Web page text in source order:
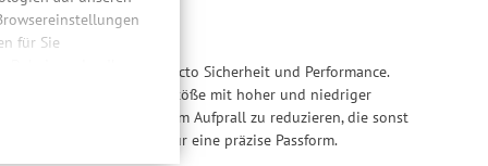
für Sie
werden Ihre
zum Zwecke
den
die nächste Stufe in puncto Sicherheit und Performance.
Schaumstoff – für Stöße mit hoher und niedriger
Rotationskräfte bei einem Aufprall zu reduzieren, die sonst
eine Feinjustierung für eine präzise Passform.